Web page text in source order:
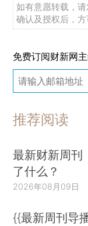
如有意愿转载，
确认及授权后，方
免费订阅财新网
推荐阅读
最新财新周刊
了什么？
2026年08月09日
{{最新周刊导